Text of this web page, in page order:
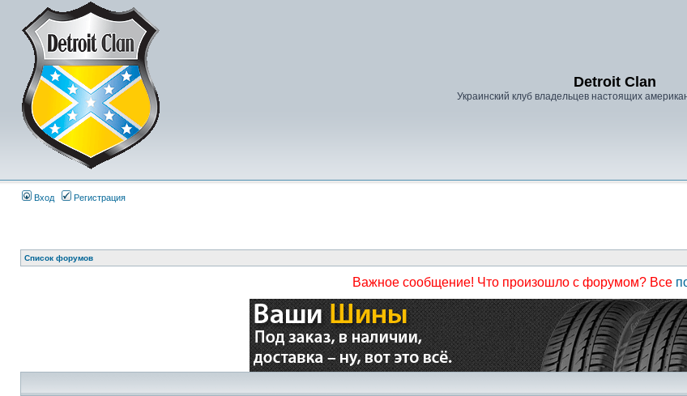
Detroit Clan
Украинский клуб владельцев настоящих
Вход Регистрация
Список форумов
Важное сообщение! Что произошло с форумом? Все